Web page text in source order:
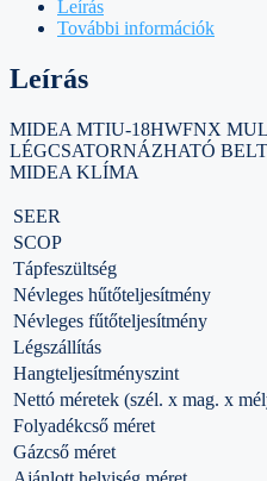
Leírás
További információk
Leírás
MIDEA MTIU-18HWFNX
LÉGCSATORNÁZHATÓ
MIDEA KLÍMA
SEER
SCOP
Tápfeszültség
Névleges hűtőteljesítmény
Névleges fűtőteljesítmény
Légszállítás
Hangteljesítményszint
Nettó méretek (szél. x mag. x
Folyadékcső méret
Gázcső méret